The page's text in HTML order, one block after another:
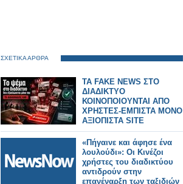
ΣΧΕΤΙΚΑ ΑΡΘΡΑ
TA FAKE NEWS ΣΤΟ
ΔΙΑΔΙΚΤΥΟ
ΚΟΙΝΟΠΟΙΟΥΝΤΑΙ ΑΠΟ
ΧΡΗΣΤΕΣ-ΕΜΠΙΣΤΑ ΜΟΝΟ
ΑΞΙΟΠΙΣΤΑ SITE
«Πήγαινε και άφησε ένα
λουλούδι»: Οι Κινέζοι
χρήστες του διαδικτύου
αντιδρούν στην
επανέναρξη των ταξιδιών